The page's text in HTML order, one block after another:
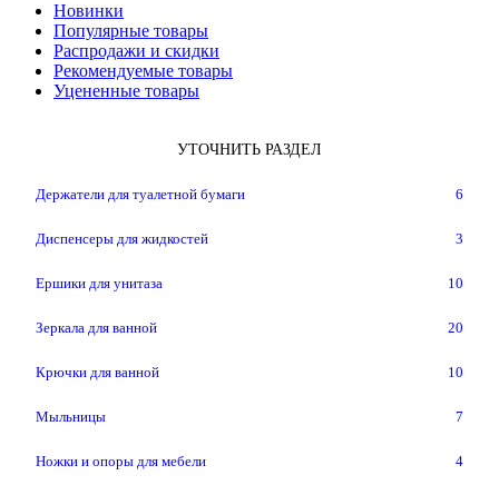
Новинки
Популярные товары
Распродажи и скидки
Рекомендуемые товары
Уцененные товары
УТОЧНИТЬ РАЗДЕЛ
Держатели для туалетной бумаги 6
Диспенсеры для жидкостей 3
Ершики для унитаза 10
Зеркала для ванной 20
Крючки для ванной 10
Мыльницы 7
Ножки и опоры для мебели 4